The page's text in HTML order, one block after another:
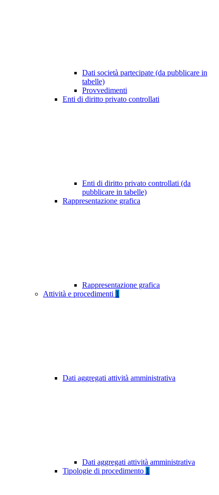
Dati società partecipate (da pubblicare in
tabelle)
Provvedimenti
Enti di diritto privato controllati
Enti di diritto privato controllati (da
pubblicare in tabelle)
Rappresentazione grafica
Rappresentazione grafica
Attività e procedimenti 1
Dati aggregati attività amministrativa
Dati aggregati attività amministrativa
Tipologie di procedimento 1